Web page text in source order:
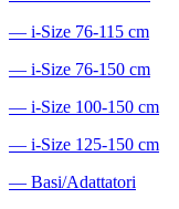
― i-Size 76-115 cm
― i-Size 76-150 cm
― i-Size 100-150 cm
― i-Size 125-150 cm
― Basi/Adattatori